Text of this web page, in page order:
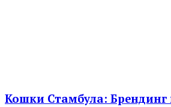
Кошки Стамбула: Брендинг